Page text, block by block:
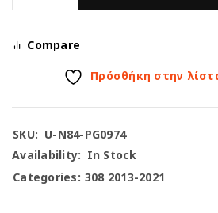
Compare
Πρόσθήκη στην
SKU: U-N84-PG0974
Availability: In Stock
Categories: 308 2013-2021